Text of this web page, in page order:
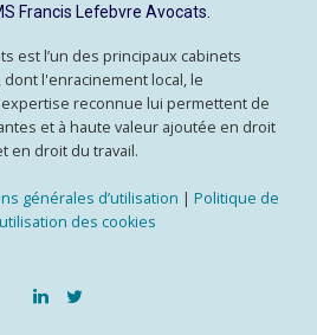
Francis Lefebvre Avocats.
est l’un des principaux cabinets
dont l'enracinement local, le
reconnue lui permettent de
et à haute valeur ajoutée en droit
en droit du travail.
générales d’utilisation | Politique de
des cookies